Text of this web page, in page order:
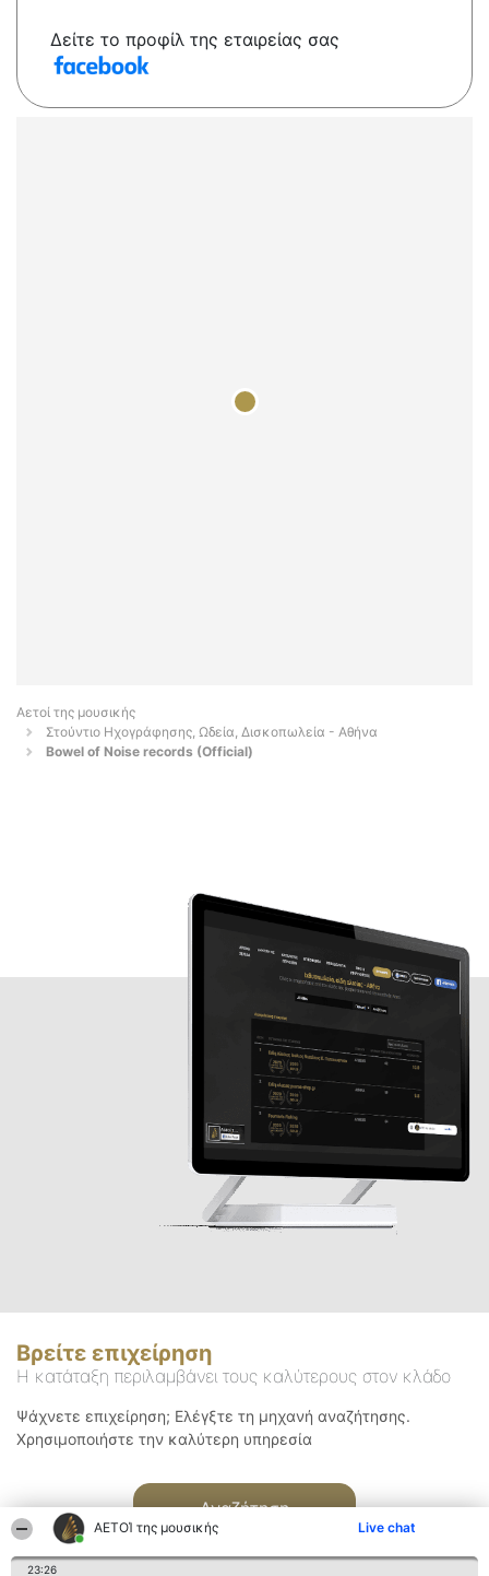
ΑΕΤΟΊ της μουσικής Live chat
23:26
Δείτε το προφίλ της εταιρείας σας
Αετοί της μουσικής
Στούντιο Ηχογράφησης, Ωδεία, Δισκοπωλεία - Αθήνα
Bowel of Noise records (Official)
Βρείτε επιχείρηση
Η κατάταξη περιλαμβάνει τους καλύτερους στον κλάδο
Ψάχνετε επιχείρηση; Ελέγξτε τη μηχανή αναζήτησης.
Χρησιμοποιήστε την καλύτερη υπηρεσία
Αναζήτηση